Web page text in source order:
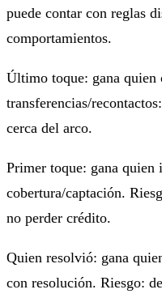
puede contar con reglas
comportamientos.
Último toque: gana
transferencias/
cerca del arco.
Primer toque: gana
cobertura/captación.
no perder crédito.
Quien resolvió: gana
con resolución. Riesgo: